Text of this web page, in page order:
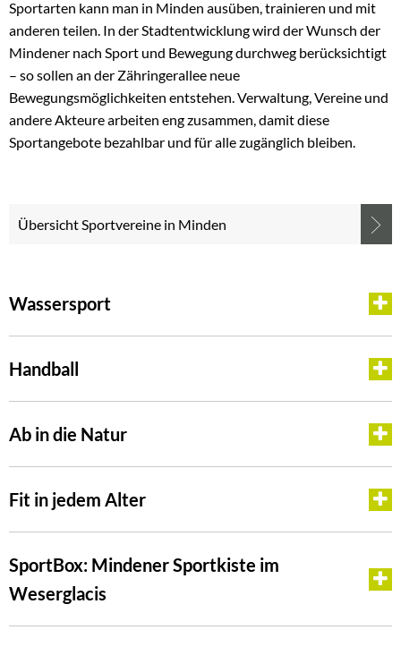
Sportarten kann man in Minden ausüben, trainieren und mit
anderen teilen. In der Stadtentwicklung wird der Wunsch der
Mindener nach Sport und Bewegung durchweg berücksichtigt
– so sollen an der Zähringerallee neue
Bewegungsmöglichkeiten entstehen. Verwaltung, Vereine und
andere Akteure arbeiten eng zusammen, damit diese
Sportangebote bezahlbar und für alle zugänglich bleiben.
Übersicht Sportvereine in Minden
Wassersport
Handball
Ab in die Natur
Fit in jedem Alter
SportBox: Mindener Sportkiste im
Weserglacis